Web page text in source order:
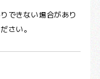
できない場合があり
さい。